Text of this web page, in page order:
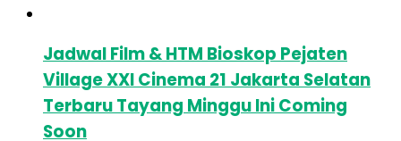
Jadwal Film & HTM Bioskop Pejaten
Village XXI Cinema 21 Jakarta Selatan
Terbaru Tayang Minggu Ini Coming
Soon